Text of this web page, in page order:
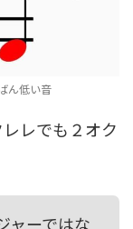
ん低い音
レでも２オク
ャーではな